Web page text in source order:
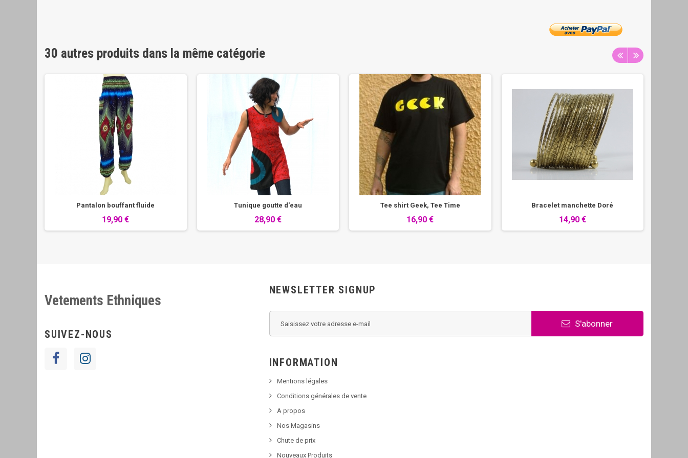
30 autres produits dans la même catégorie
Pantalon bouffant fluide
19,90 €
Tunique goutte d'eau
28,90 €
Tee shirt Geek, Tee Time
16,90 €
Bracelet manchette Doré
14,90 €
Vetements Ethniques
SUIVEZ-NOUS
NEWSLETTER SIGNUP
S'abonner
INFORMATION
Mentions légales
Conditions générales de vente
A propos
Nos Magasins
Chute de prix
Nouveaux Produits